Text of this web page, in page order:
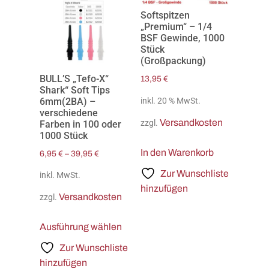
BULL’S „Tefo-X“
Shark“ Soft Tips
6mm(2BA) –
verschiedene
Farben in 100 oder
1000 Stück
6,95 € – 39,95 €
inkl. MwSt.
zzgl. Versandkosten
Ausführung wählen
Zur Wunschliste
hinzufügen
Softspitzen
„Premium“ – 1/4
BSF Gewinde, 1000
Stück
(Großpackung)
13,95 €
inkl. 20 % MwSt.
zzgl. Versandkosten
In den Warenkorb
Zur Wunschliste
hinzufügen